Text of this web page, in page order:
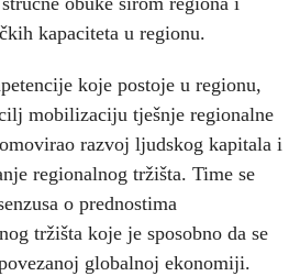
kapaciteta u regionu.
koje postoje u regionu,
mobilizaciju tješnje regionalne
razvoj ljudskog kapitala i
regionalnog tržišta. Time se
o prednostima
tržišta koje je sposobno da se
globalnoj ekonomiji.